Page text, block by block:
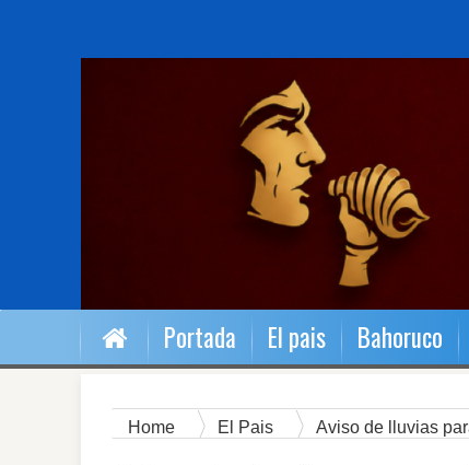
Portada El pais Bahoruco
Home El Pais Aviso de lluvias